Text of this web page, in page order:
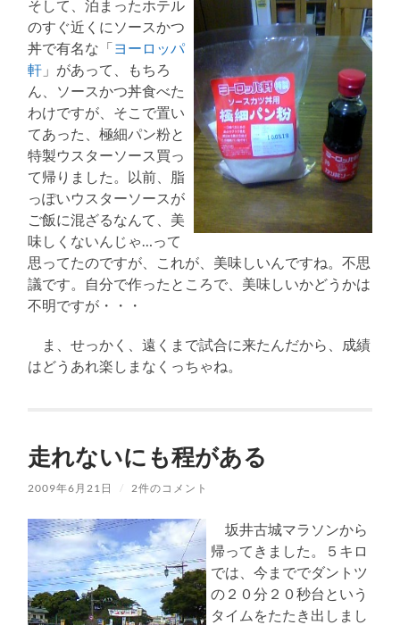
そして、泊まったホテル
のすぐ近くにソースかつ
丼で有名な「ヨーロッパ
軒 」があって、もちろ
ん、ソースかつ丼食べた
わけですが、そこで置い
てあった、極細パン粉と
特製ウスターソース買っ
て帰りました。以前、脂
っぽいウスターソースが
ご飯に混ざるなんて、美
味しくないんじゃ…って
思ってたのですが、これが、美味しいんですね。不思
議です。自分で作ったところで、美味しいかどうかは
不明ですが・・・
ま、せっかく、遠くまで試合に来たんだから、成績
はどうあれ楽しまなくっちゃね。
走れないにも程がある
2009年6月21日 / 2件のコメント
坂井古城マラソンから
帰ってきました。５キロ
では、今まででダントツ
の２０分２０秒台という
タイムをたたき出しまし